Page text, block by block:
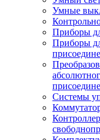
Умные
Приборы
Приборы
Системы